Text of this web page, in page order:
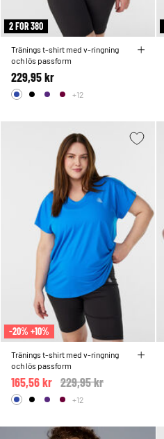
2 FOR 380
Tränings t-shirt med v-ringning
och lös passform
229,95 kr
+12
-20% +10%
Tränings t-shirt med v-ringning
och lös passform
Price reduced from
229,95 kr
165,56 kr
+12